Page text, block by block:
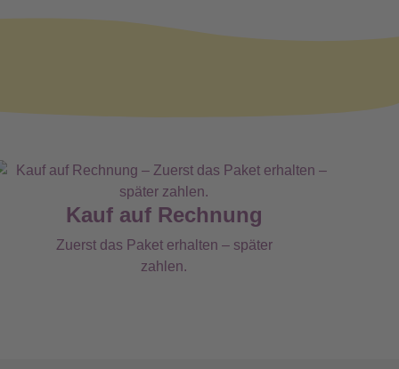
Kauf auf Rechnung
Zuerst das Paket erhalten – später
zahlen.